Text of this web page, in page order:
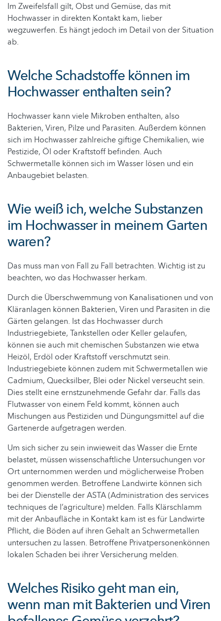
Im Zweifelsfall gilt, Obst und Gemüse, das mit
Hochwasser in direkten Kontakt kam, lieber
wegzuwerfen. Es hängt jedoch im Detail von der Situation
ab.
Welche Schadstoffe können im
Hochwasser enthalten sein?
Hochwasser kann viele Mikroben enthalten, also
Bakterien, Viren, Pilze und Parasiten. Außerdem können
sich im Hochwasser zahlreiche giftige Chemikalien, wie
Pestizide, Öl oder Kraftstoff befinden. Auch
Schwermetalle können sich im Wasser lösen und ein
Anbaugebiet belasten.
Wie weiß ich, welche Substanzen
im Hochwasser in meinem Garten
waren?
Das muss man von Fall zu Fall betrachten. Wichtig ist zu
beachten, wo das Hochwasser herkam.
Durch die Überschwemmung von Kanalisationen und von
Kläranlagen können Bakterien, Viren und Parasiten in die
Gärten gelangen. Ist das Hochwasser durch
Industriegebiete, Tankstellen oder Keller gelaufen,
können sie auch mit chemischen Substanzen wie etwa
Heizöl, Erdöl oder Kraftstoff verschmutzt sein.
Industriegebiete können zudem mit Schwermetallen wie
Cadmium, Quecksilber, Blei oder Nickel verseucht sein.
Dies stellt eine ernstzunehmende Gefahr dar. Falls das
Flutwasser von einem Feld kommt, können auch
Mischungen aus Pestiziden und Düngungsmittel auf die
Gartenerde aufgetragen werden.
Um sich sicher zu sein inwieweit das Wasser die Ernte
belastet, müssen wissenschaftliche Untersuchungen vor
Ort unternommen werden und möglicherweise Proben
genommen werden. Betroffene Landwirte können sich
bei der Dienstelle der ASTA (Administration des services
techniques de l’agriculture) melden. Falls Klärschlamm
mit der Anbaufläche in Kontakt kam ist es für Landwirte
Pflicht, die Böden auf ihren Gehalt an Schwermetallen
untersuchen zu lassen. Betroffene Privatpersonenkönnen
lokalen Schaden bei ihrer Versicherung melden.
Welches Risiko geht man ein,
wenn man mit Bakterien und Viren